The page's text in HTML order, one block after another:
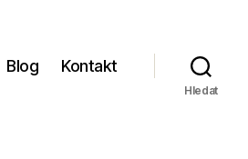
Blog Kontakt
Hledat